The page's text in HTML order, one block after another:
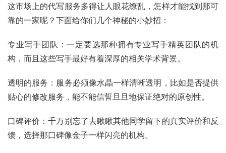
这市场上的代写服务多得让人眼花缭乱，怎样才能找到那可
靠的一家呢？下面给你们几个神秘的小妙招：
专业写手团队：一定要选那种拥有专业写手精英团队的机
构，而且这些写手最好有着深厚的相关学术背景。
透明的服务：服务必须像水晶一样清晰透明，比如是否提供
贴心的修改服务，能不能信誓旦旦地保证绝对的原创性。
口碑评价：千万别忘了去瞅瞅其他同学留下的真实评价和反
馈，选择那口碑像金子一样闪亮的机构。